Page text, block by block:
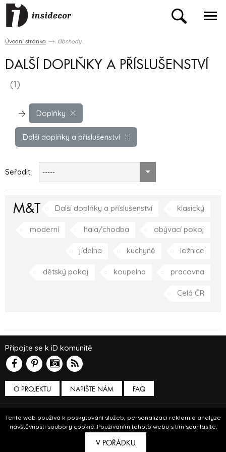
Tento web používá k poskytování služeb, personalizaci reklam a analýze
návštěvnosti soubory cookie. Používáním tohoto webu s tím souhlasíte.
V POŘÁDKU
Úvodní stránka Obchody
DALŠÍ DOPLŇKY A PŘÍSLUŠENSTVÍ
(1)
Doplňky
Další doplňky a příslušenství
Seřadit: -----
M&T Další doplňky a příslušenství klasický
moderní hala/chodba obývací pokoj
jídelna kuchyně ložnice
dětský pokoj koupelna pracovna
Celá ČR
O PROJEKTU NAPIŠTE NÁM
Připojte se k iD komunitě
FAQ
Podmínky používání
© Insidecor 2013-2019.
Breezy